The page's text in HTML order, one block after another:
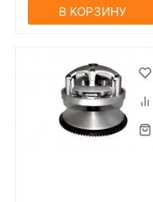
В КОРЗИНУ